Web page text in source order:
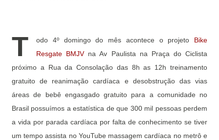
T odo 4º domingo do mês acontece o projeto Bike
Resgate BMJVna Av Paulista na Praça do Ciclista
próximo a Rua da Consolação das 8h as 12h treinamento
gratuito de reanimação cardíaca e desobstrução das vias
áreas de bebê engasgado gratuito para a comunidade no
Brasil possuímos a estatística de que 300 mil pessoas perdem
a vida por parada cardíaca por falta de conhecimento se tiver
um tempo assista no YouTube massagem cardíaca no metrô e